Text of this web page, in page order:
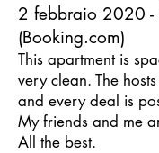
2 febbraio 2020 -
(Booking.com)
This apartment is
very clean. The
and every deal is
My friends and me
All the best.